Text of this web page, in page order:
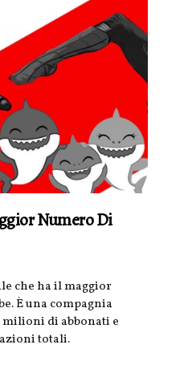
Numero Di
che ha il maggior
È una compagnia
milioni di abbonati e
totali.